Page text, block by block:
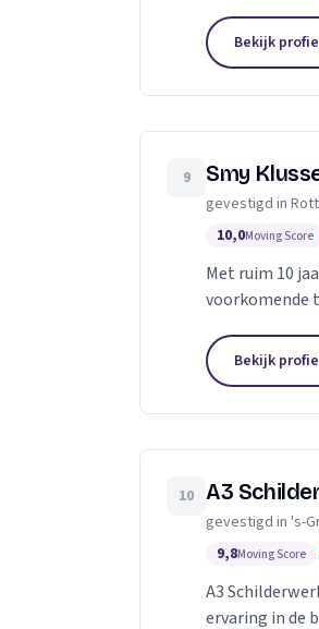
Bekijk
9 Smy
gevestigd in
10,0Moving Score
Met ruim 10
voorkomende
Bekijk
10 A3
gevestigd in 's-
9,8Moving Score
A3
ervaring in de